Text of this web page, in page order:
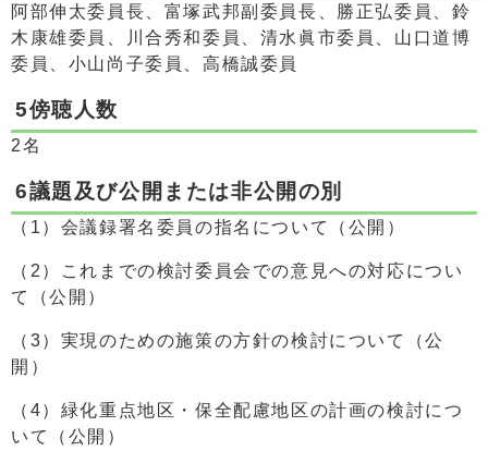
阿部伸太委員長、富塚武邦副委員長、勝正弘委員、鈴
木康雄委員、川合秀和委員、清水眞市委員、山口道博
委員、小山尚子委員、高橋誠委員
5傍聴人数
2名
6議題及び公開または非公開の別
（1）会議録署名委員の指名について（公開）
（2）これまでの検討委員会での意見への対応につい
て（公開）
（3）実現のための施策の方針の検討について（公
開）
（4）緑化重点地区・保全配慮地区の計画の検討につ
いて（公開）